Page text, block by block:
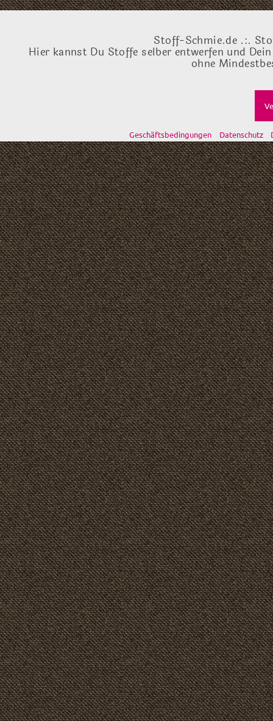
Stoff-Schmie.de .:.
Hier kannst Du Stoffe selber entwerfen und
ohne
Geschäftsbedingungen Datenschutz